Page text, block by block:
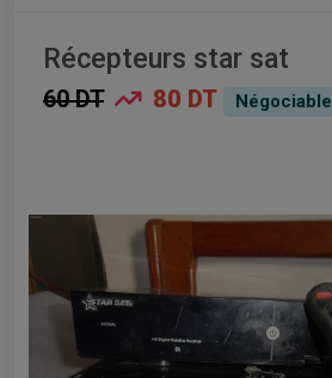
Récepteurs star sat
60 DT 80 DT Négociable